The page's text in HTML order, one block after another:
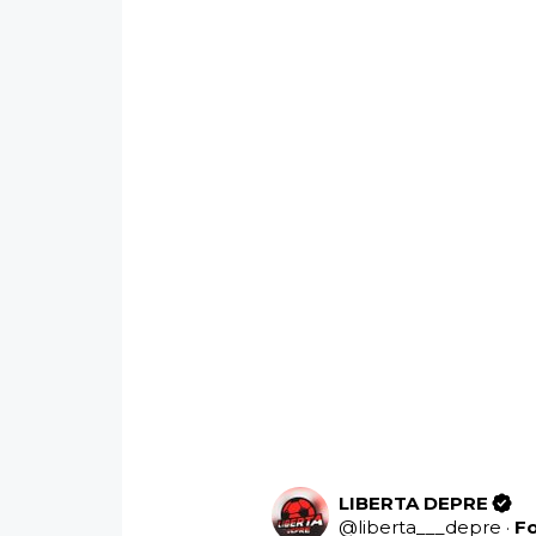
LIBERTA DEPRE
@liberta___depre ·